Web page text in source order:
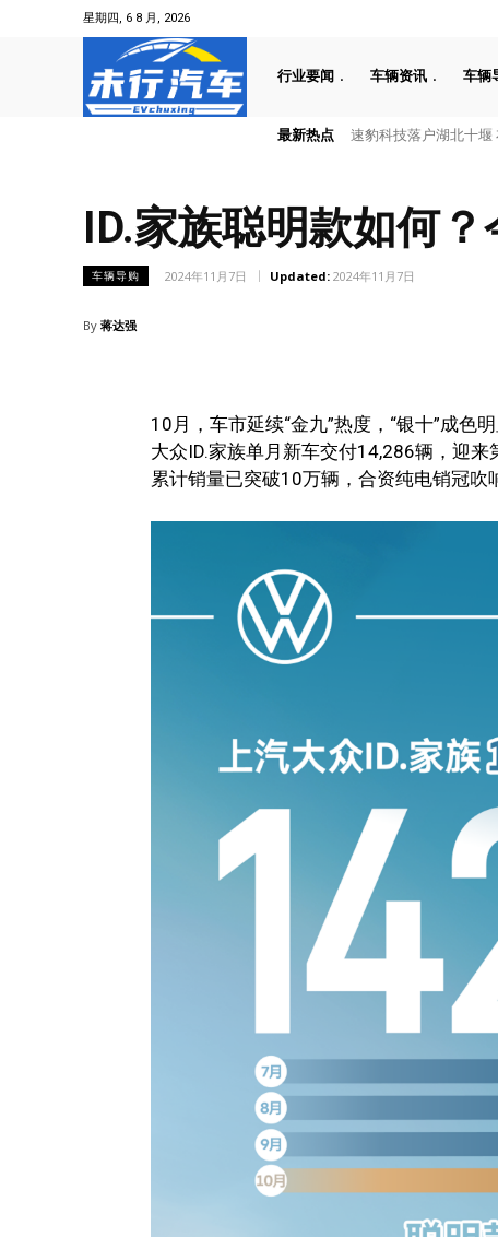
星期四, 6 8 月, 2026
行业要闻 车辆资讯 车辆
最新热点 叠加六重大礼！全新一
ID.家族聪明款如何
车辆导购 2024年11月7日 Updated: 2024年11月7日
By 蒋达强
10月，车市延续“金九”热度，“银十”成色
大众ID.家族单月新车交付14,286辆，迎
累计销量已突破10万辆，合资纯电销冠吹